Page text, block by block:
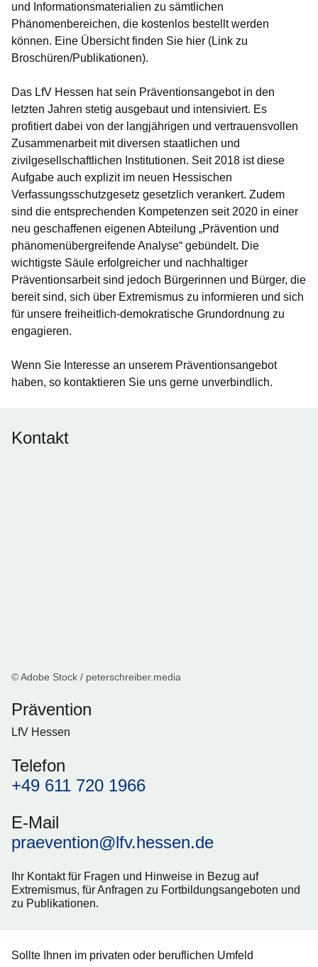
und Informationsmaterialien zu sämtlichen
Phänomenbereichen, die kostenlos bestellt werden
können. Eine Übersicht finden Sie hier (Link zu
Broschüren/Publikationen).
Das LfV Hessen hat sein Präventionsangebot in den
letzten Jahren stetig ausgebaut und intensiviert. Es
profitiert dabei von der langjährigen und vertrauensvollen
Zusammenarbeit mit diversen staatlichen und
zivilgesellschaftlichen Institutionen. Seit 2018 ist diese
Aufgabe auch explizit im neuen Hessischen
Verfassungsschutzgesetz gesetzlich verankert. Zudem
sind die entsprechenden Kompetenzen seit 2020 in einer
neu geschaffenen eigenen Abteilung „Prävention und
phänomenübergreifende Analyse“ gebündelt. Die
wichtigste Säule erfolgreicher und nachhaltiger
Präventionsarbeit sind jedoch Bürgerinnen und Bürger, die
bereit sind, sich über Extremismus zu informieren und sich
für unsere freiheitlich-demokratische Grundordnung zu
engagieren.
Wenn Sie Interesse an unserem Präventionsangebot
haben, so kontaktieren Sie uns gerne unverbindlich.
Kontakt
© Adobe Stock / peterschreiber.media
Prävention
LfV Hessen
Telefon
+49 611 720 1966
E-Mail
praevention@lfv.hessen.de
Ihr Kontakt für Fragen und Hinweise in Bezug auf
Extremismus, für Anfragen zu Fortbildungsangeboten und
zu Publikationen.
Sollte Ihnen im privaten oder beruflichen Umfeld